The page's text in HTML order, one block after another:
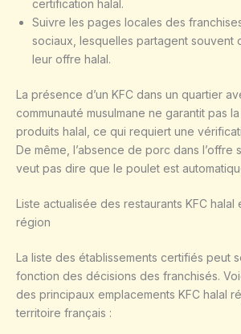
certification halal.
Suivre les pages locales des
sociaux, lesquelles partagent souvent
leur offre halal.
La présence d’un KFC dans un quartier
communauté musulmane ne garantit pas
produits halal, ce qui requiert une
De même, l’absence de porc dans l’offre
veut pas dire que le poulet est
Liste actualisée des restaurants KFC halal
région
La liste des établissements certifiés peut
fonction des décisions des franchisés.
des principaux emplacements KFC halal
territoire français :